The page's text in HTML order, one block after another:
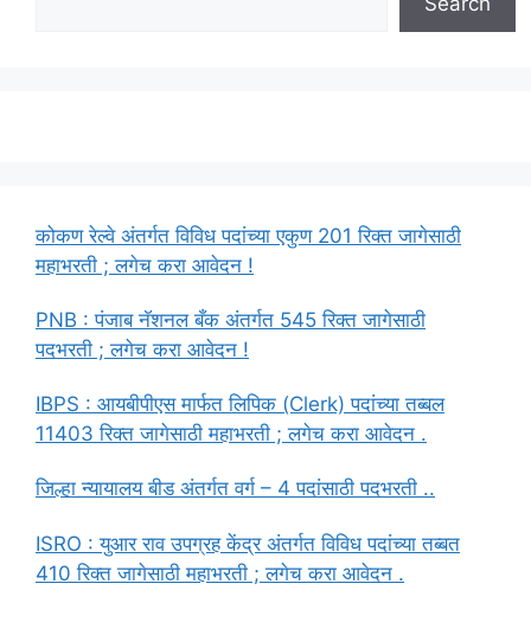
कोकण रेल्वे अंतर्गत विविध पदांच्या एकुण 201 रिक्त जागेसाठी
महाभरती ; लगेच करा आवेदन !
PNB : पंजाब नॅशनल बँक अंतर्गत 545 रिक्त जागेसाठी
पदभरती ; लगेच करा आवेदन !
IBPS : आयबीपीएस मार्फत लिपिक (Clerk) पदांच्या तब्बल
11403 रिक्त जागेसाठी महाभरती ; लगेच करा आवेदन .
जिल्हा न्यायालय बीड अंतर्गत वर्ग – 4 पदांसाठी पदभरती ..
ISRO : युआर राव उपग्रह केंद्र अंतर्गत विविध पदांच्या तब्बत
410 रिक्त जागेसाठी महाभरती ; लगेच करा आवेदन .